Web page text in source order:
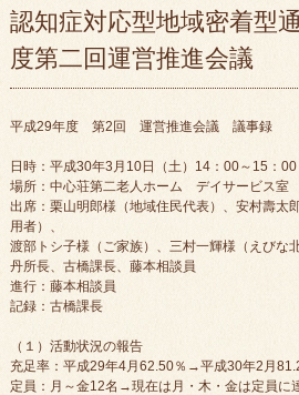
認知症対応型地域密着型
度第二回運営推進会議
平成29年度 第2回 運営推進会議 議事録
日時：平成30年3月10日（土）14：00～15：00
場所：中心荘第二老人ホーム デイサービス室
出席：栗山明郎様（地域住民代表）、安村壽太
用者）、
渡部トシ子様（ご家族）、三村一輝様（えびな
丹所長、古橋課長、藤本相談員
進行：藤本相談員
記録：古橋課長
（１）活動状況の報告
充足率：平成29年4月62.50％→平成30年2月
定員：月～金12名→現在は月・木・金は定員に